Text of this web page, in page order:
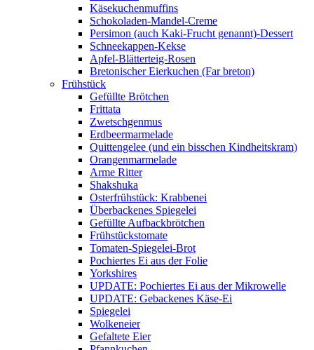
Käsekuchenmuffins
Schokoladen-Mandel-Creme
Persimon (auch Kaki-Frucht genannt)-Dessert
Schneekappen-Kekse
Apfel-Blätterteig-Rosen
Bretonischer Eierkuchen (Far breton)
Frühstück
Gefüllte Brötchen
Frittata
Zwetschgenmus
Erdbeermarmelade
Quittengelee (und ein bisschen Kindheitskram)
Orangenmarmelade
Arme Ritter
Shakshuka
Osterfrühstück: Krabbenei
Überbackenes Spiegelei
Gefüllte Aufbackbrötchen
Frühstückstomate
Tomaten-Spiegelei-Brot
Pochiertes Ei aus der Folie
Yorkshires
UPDATE: Pochiertes Ei aus der Mikrowelle
UPDATE: Gebackenes Käse-Ei
Spiegelei
Wolkeneier
Gefaltete Eier